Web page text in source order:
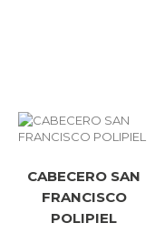
CABECERO SAN
FRANCISCO
POLIPIEL